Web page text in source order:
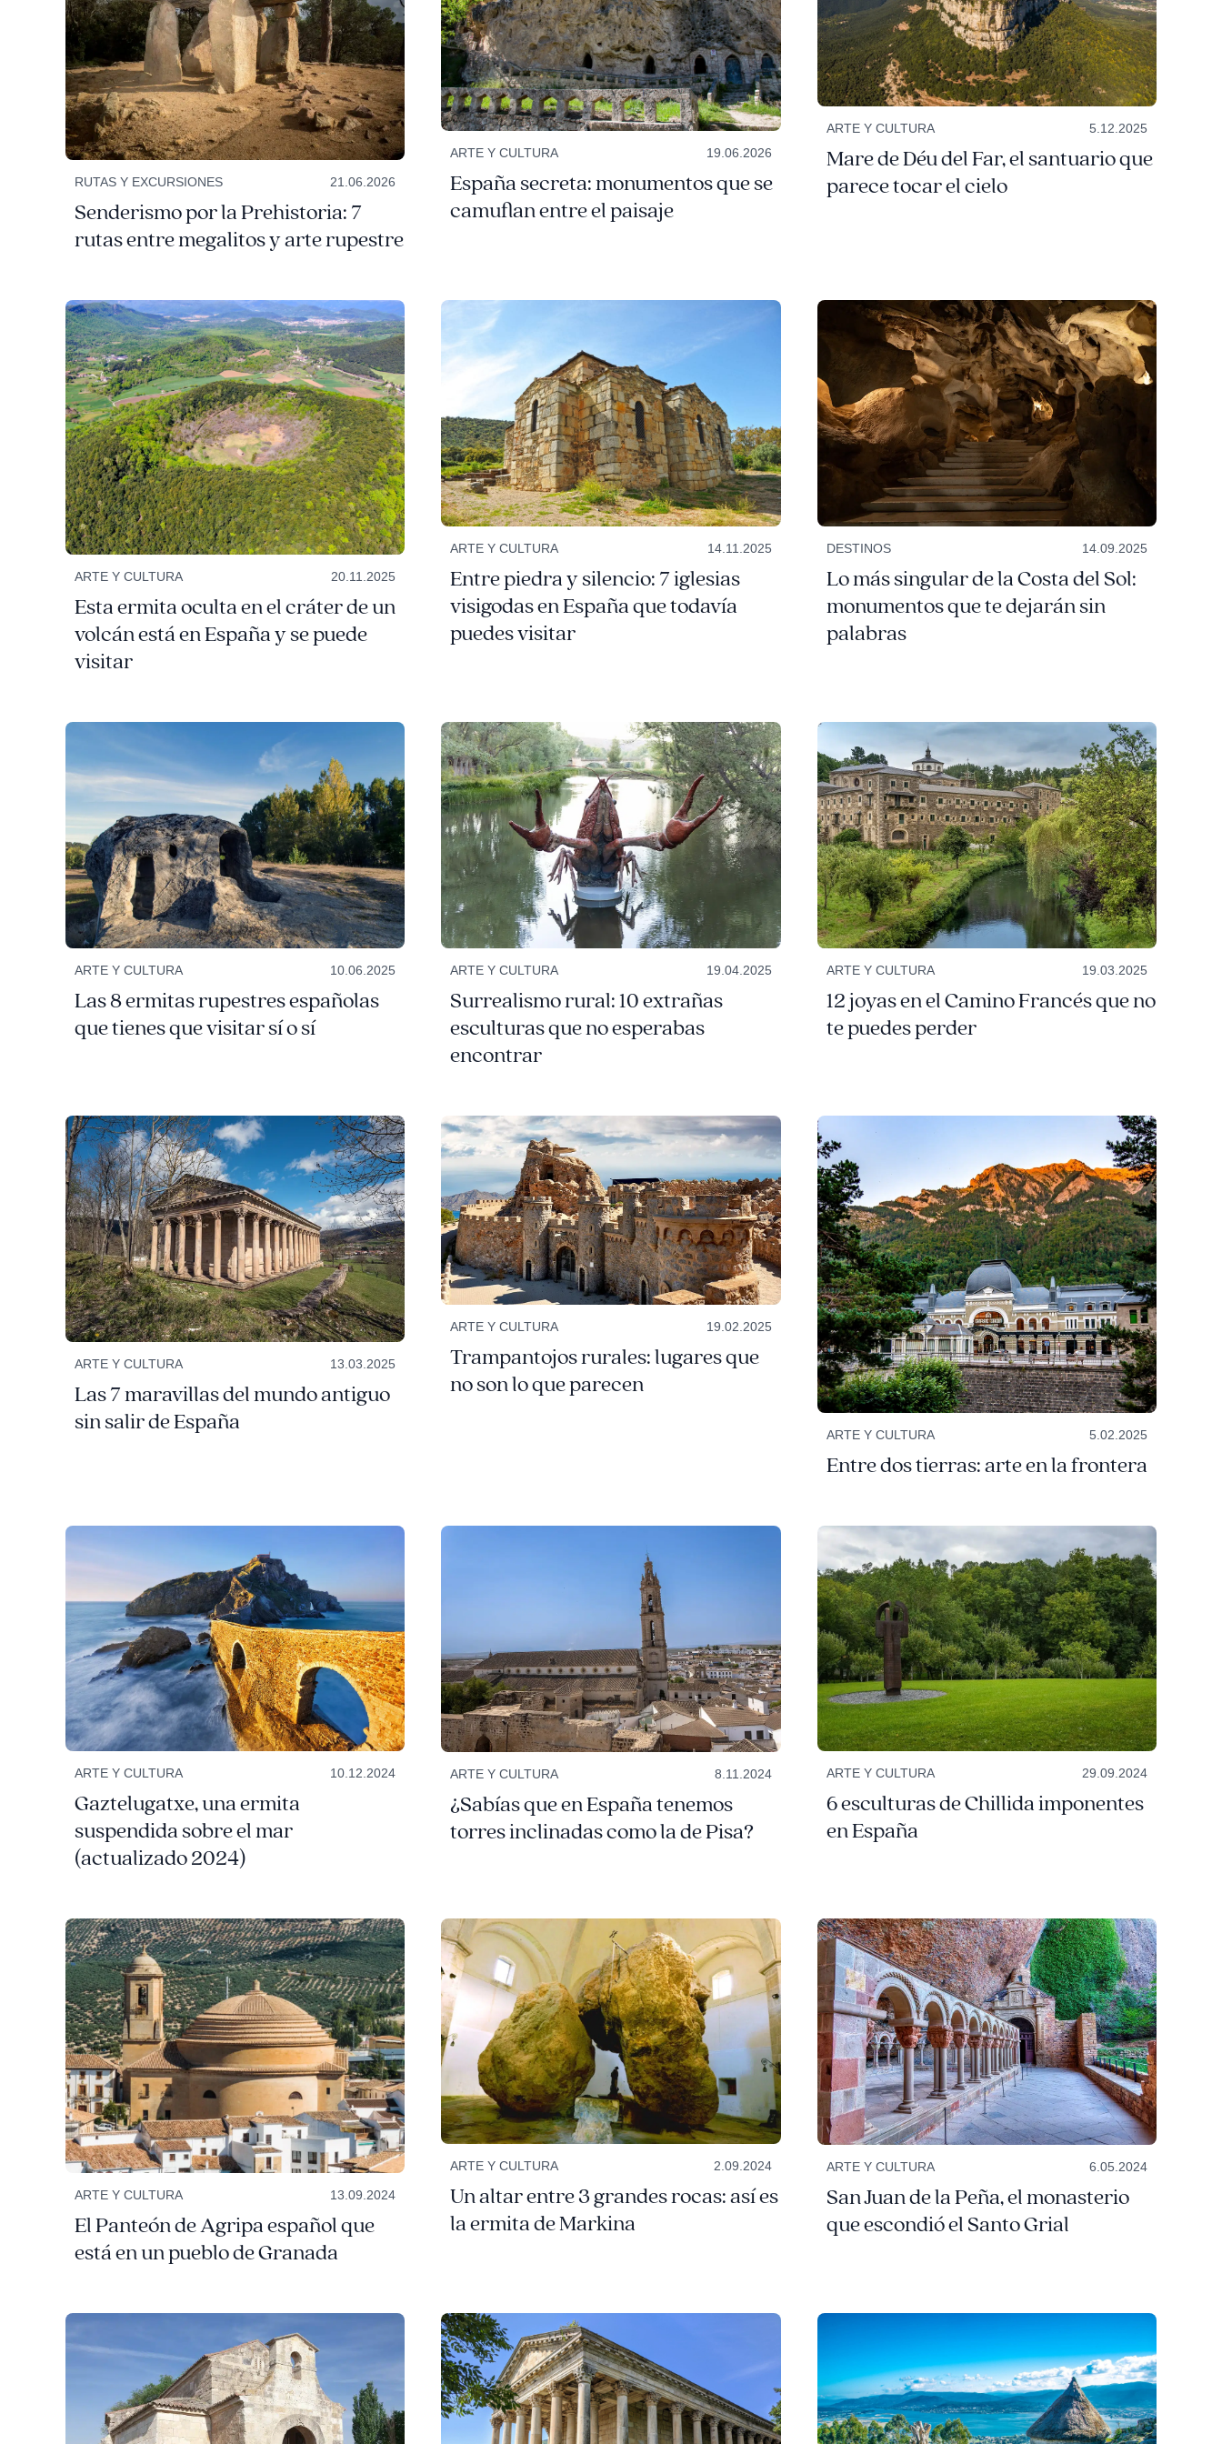
RUTAS Y EXCURSIONES 21.06.2026
Senderismo por la Prehistoria: 7
rutas entre megalitos y arte rupestre
ARTE Y CULTURA 19.06.2026
España secreta: monumentos que se
camuflan entre el paisaje
ARTE Y CULTURA 5.12.2025
Mare de Déu del Far, el santuario que
parece tocar el cielo
ARTE Y CULTURA 20.11.2025
Esta ermita oculta en el cráter de un
volcán está en España y se puede
visitar
ARTE Y CULTURA 14.11.2025
Entre piedra y silencio: 7 iglesias
visigodas en España que todavía
puedes visitar
DESTINOS 14.09.2025
Lo más singular de la Costa del Sol:
monumentos que te dejarán sin
palabras
ARTE Y CULTURA 10.06.2025
Las 8 ermitas rupestres españolas
que tienes que visitar sí o sí
ARTE Y CULTURA 19.04.2025
Surrealismo rural: 10 extrañas
esculturas que no esperabas
encontrar
ARTE Y CULTURA 19.03.2025
12 joyas en el Camino Francés que no
te puedes perder
ARTE Y CULTURA 13.03.2025
Las 7 maravillas del mundo antiguo
sin salir de España
ARTE Y CULTURA 19.02.2025
Trampantojos rurales: lugares que
no son lo que parecen
ARTE Y CULTURA 5.02.2025
Entre dos tierras: arte en la frontera
ARTE Y CULTURA 10.12.2024
Gaztelugatxe, una ermita
suspendida sobre el mar
(actualizado 2024)
ARTE Y CULTURA 8.11.2024
¿Sabías que en España tenemos
torres inclinadas como la de Pisa?
ARTE Y CULTURA 29.09.2024
6 esculturas de Chillida imponentes
en España
ARTE Y CULTURA 13.09.2024
El Panteón de Agripa español que
está en un pueblo de Granada
ARTE Y CULTURA 2.09.2024
Un altar entre 3 grandes rocas: así es
la ermita de Markina
ARTE Y CULTURA 6.05.2024
San Juan de la Peña, el monasterio
que escondió el Santo Grial